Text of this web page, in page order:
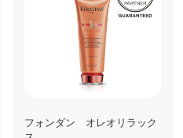
フォンダン オレオリラック